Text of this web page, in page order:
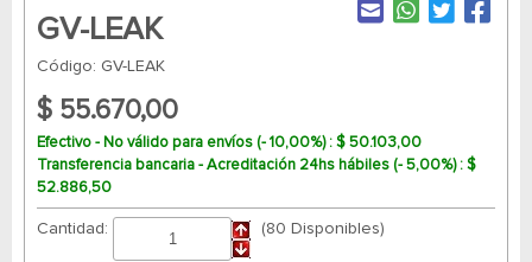
GV-LEAK
Código: GV-LEAK
$ 55.670,00
Efectivo - No válido para envíos (- 10,00%) : $ 50.103,00
Transferencia bancaria - Acreditación 24hs hábiles (- 5,00%) : $
52.886,50
Cantidad: (80 Disponibles)